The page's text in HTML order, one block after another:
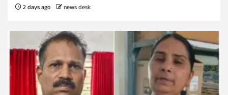
2 days ago news desk